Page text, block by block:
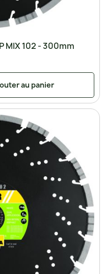
MIX 102 - 300mm
au panier